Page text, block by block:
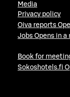
Media
Privacy policy
Oiva reports
Jobs Opens in a
Book for
Sokoshotels.fi